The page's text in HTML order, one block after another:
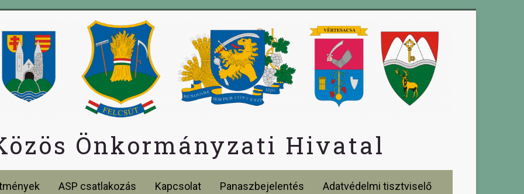
Önkormányzati Hivatal
ASP csatlakozás Kapcsolat Panaszbejelentés Adatvédelmi tisztviselő